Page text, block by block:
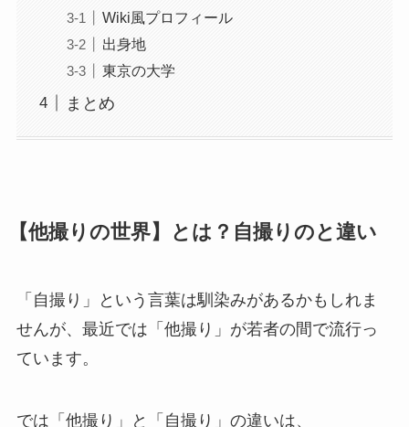
Wiki風プロフィール
出身地
東京の大学
まとめ
【他撮りの世界】とは？自撮りのと違い
「自撮り」という言葉は馴染みがあるかもしれま
せんが、最近では「他撮り」が若者の間で流行っ
ています。
では「他撮り」と「自撮り」の違いは、